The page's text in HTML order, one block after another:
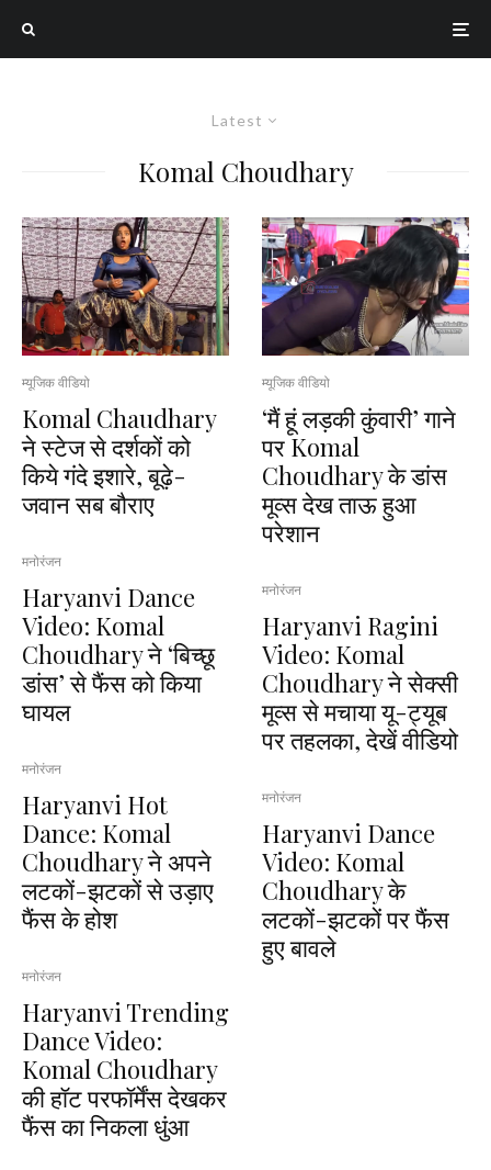
Latest
Komal Choudhary
म्यूजिक वीडियो
Komal Chaudhary
ने स्टेज से दर्शकों को
किये गंदे इशारे, बूढ़े-
जवान सब बौराए
मनोरंजन
Haryanvi Dance
Video: Komal
Choudhary ने ‘बिच्छू
डांस’ से फैंस को किया
घायल
मनोरंजन
Haryanvi Hot
Dance: Komal
Choudhary ने अपने
लटकों-झटकों से उड़ाए
फैंस के होश
मनोरंजन
Haryanvi Trending
Dance Video:
Komal Choudhary
की हॉट परफॉर्मेंस देखकर
फैंस का निकला धुंआ
म्यूजिक वीडियो
‘मैं हूं लड़की कुंवारी’ गाने
पर Komal
Choudhary के डांस
मूव्स देख ताऊ हुआ
परेशान
मनोरंजन
Haryanvi Ragini
Video: Komal
Choudhary ने सेक्सी
मूव्स से मचाया यू-ट्यूब
पर तहलका, देखें वीडियो
मनोरंजन
Haryanvi Dance
Video: Komal
Choudhary के
लटकों-झटकों पर फैंस
हुए बावले